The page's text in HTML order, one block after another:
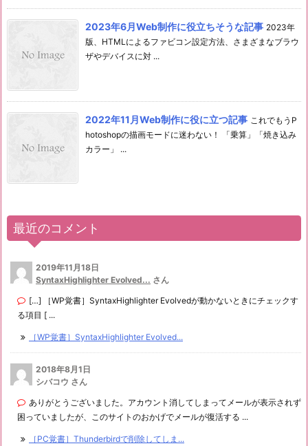
2023年6月Web制作に役立ちそうな記事 2023年
版、HTMLによるファビコン設定方法、さまざまなブラウ
ザやデバイスに対 ...
2022年11月Web制作に役に立つ記事 これでもうP
hotoshopの描画モードに迷わない！ 「乗算」「焼き込み
カラー」 ...
最近のコメント
2019年11月18日
SyntaxHighlighter Evolved... さん
[…] ［WP覚書］SyntaxHighlighter Evolvedが動かないときにチェックす
る項目 [ ...
［WP覚書］SyntaxHighlighter Evolved...
2018年8月1日
シバコウ さん
ありがとうございました。アカウント消してしまってメールが表示されず
困っていましたが、このサイトのおかげでメールが復活する ...
［PC覚書］Thunderbirdで削除してしま...